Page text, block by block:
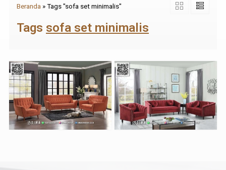
Beranda »Tags "sofa set minimalis"
Tags sofa set minimalis